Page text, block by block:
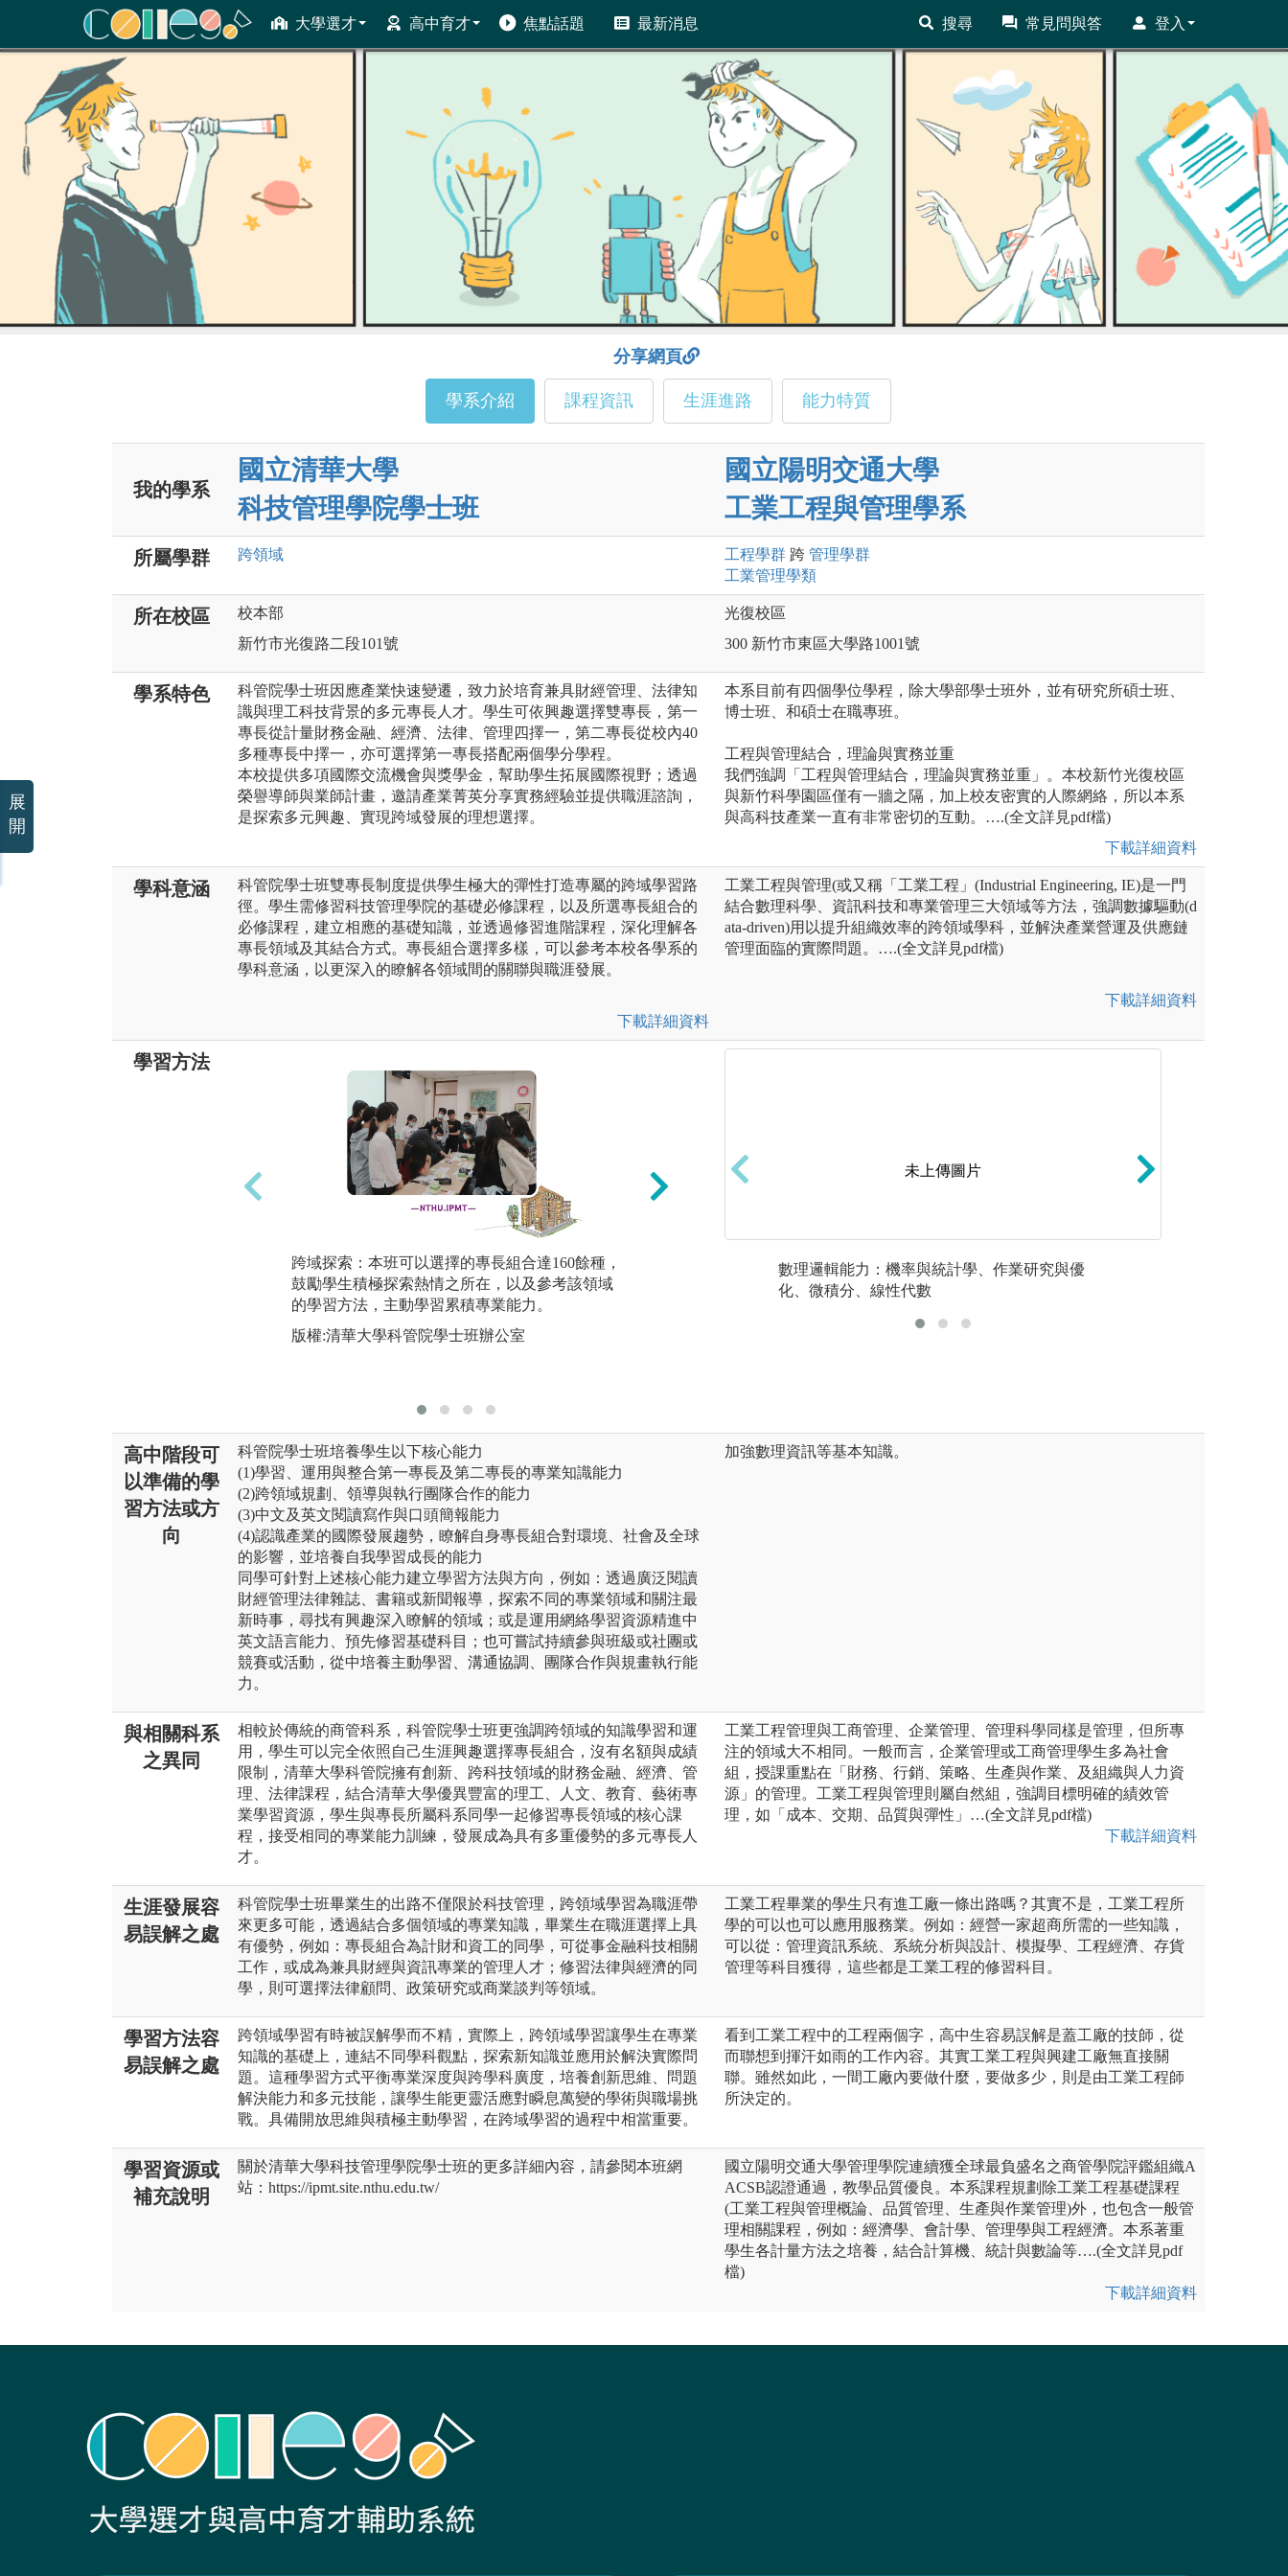
大學選才 高中育才 焦點話題 最新消息 搜尋 常見問與答 登入
ColleGo! 大學選才與高中育才輔助系統
分享網頁
學系介紹 課程資訊 生涯進路 能力特質
我的學系
國立清華大學
科技管理學院學士班
國立陽明交通大學
工業工程與管理學系
所屬學群 跨領域 工程學群 跨 管理學群
工業管理學類
所在校區
校本部
新竹市光復路二段101號
光復校區
300 新竹市東區大學路1001號
學系特色
科管院學士班因應產業快速變遷，致力於培育兼具財經管理、法律知
識與理工科技背景的多元專長人才。學生可依興趣選擇雙專長，第一
專長從計量財務金融、經濟、法律、管理四擇一，第二專長從校內40
多種專長中擇一，亦可選擇第一專長搭配兩個學分學程。
本校提供多項國際交流機會與獎學金，幫助學生拓展國際視野；透過
榮譽導師與業師計畫，邀請產業菁英分享實務經驗並提供職涯諮詢，
是探索多元興趣、實現跨域發展的理想選擇。
本系目前有四個學位學程，除大學部學士班外，並有研究所碩士班、
博士班、和碩士在職專班。
工程與管理結合，理論與實務並重
我們強調「工程與管理結合，理論與實務並重」。本校新竹光復校區
與新竹科學園區僅有一牆之隔，加上校友密實的人際網絡，所以本系
與高科技產業一直有非常密切的互動。….(全文詳見pdf檔)
下載詳細資料
學科意涵
科管院學士班雙專長制度提供學生極大的彈性打造專屬的跨域學習路
徑。學生需修習科技管理學院的基礎必修課程，以及所選專長組合的
必修課程，建立相應的基礎知識，並透過修習進階課程，深化理解各
專長領域及其結合方式。專長組合選擇多樣，可以參考本校各學系的
學科意涵，以更深入的瞭解各領域間的關聯與職涯發展。
下載詳細資料
工業工程與管理(或又稱「工業工程」(Industrial Engineering, IE)是一門
結合數理科學、資訊科技和專業管理三大領域等方法，強調數據驅動(d
ata-driven)用以提升組織效率的跨領域學科，並解決產業營運及供應鏈
管理面臨的實際問題。….(全文詳見pdf檔)
下載詳細資料
學習方法
跨域探索：本班可以選擇的專長組合達160餘種，
鼓勵學生積極探索熱情之所在，以及參考該領域
的學習方法，主動學習累積專業能力。
版權:清華大學科管院學士班辦公室
課堂講授：學生依所選之專長領域，修習該專長
領域之專業核心課程，包含理論、實務與相關範
蓋多個學科的課程，有助於深入理解多個領域之
未上傳圖片
數理邏輯能力：機率與統計學、作業研究與優
化、微積分、線性代數
高中階段可
以準備的學
習方法或方
向
科管院學士班培養學生以下核心能力
(1)學習、運用與整合第一專長及第二專長的專業知識能力
(2)跨領域規劃、領導與執行團隊合作的能力
(3)中文及英文閱讀寫作與口頭簡報能力
(4)認識產業的國際發展趨勢，瞭解自身專長組合對環境、社會及全球
的影響，並培養自我學習成長的能力
同學可針對上述核心能力建立學習方法與方向，例如：透過廣泛閱讀
財經管理法律雜誌、書籍或新聞報導，探索不同的專業領域和關注最
新時事，尋找有興趣深入瞭解的領域；或是運用網絡學習資源精進中
英文語言能力、預先修習基礎科目；也可嘗試持續參與班級或社團或
競賽或活動，從中培養主動學習、溝通協調、團隊合作與規畫執行能
力。
加強數理資訊等基本知識。
與相關科系
之異同
相較於傳統的商管科系，科管院學士班更強調跨領域的知識學習和運
用，學生可以完全依照自己生涯興趣選擇專長組合，沒有名額與成績
限制，清華大學科管院擁有創新、跨科技領域的財務金融、經濟、管
理、法律課程，結合清華大學優異豐富的理工、人文、教育、藝術專
業學習資源，學生與專長所屬科系同學一起修習專長領域的核心課
程，接受相同的專業能力訓練，發展成為具有多重優勢的多元專長人
才。
工業工程管理與工商管理、企業管理、管理科學同樣是管理，但所專
注的領域大不相同。一般而言，企業管理或工商管理學生多為社會
組，授課重點在「財務、行銷、策略、生產與作業、及組織與人力資
源」的管理。工業工程與管理則屬自然組，強調目標明確的績效管
理，如「成本、交期、品質與彈性」…(全文詳見pdf檔)
下載詳細資料
生涯發展容
易誤解之處
科管院學士班畢業生的出路不僅限於科技管理，跨領域學習為職涯帶
來更多可能，透過結合多個領域的專業知識，畢業生在職涯選擇上具
有優勢，例如：專長組合為計財和資工的同學，可從事金融科技相關
工作，或成為兼具財經與資訊專業的管理人才；修習法律與經濟的同
學，則可選擇法律顧問、政策研究或商業談判等領域。
工業工程畢業的學生只有進工廠一條出路嗎？其實不是，工業工程所
學的可以也可以應用服務業。例如：經營一家超商所需的一些知識，
可以從：管理資訊系統、系統分析與設計、模擬學、工程經濟、存貨
管理等科目獲得，這些都是工業工程的修習科目。
學習方法容
易誤解之處
跨領域學習有時被誤解學而不精，實際上，跨領域學習讓學生在專業
知識的基礎上，連結不同學科觀點，探索新知識並應用於解決實際問
題。這種學習方式平衡專業深度與跨學科廣度，培養創新思維、問題
解決能力和多元技能，讓學生能更靈活應對瞬息萬變的學術與職場挑
戰。具備開放思維與積極主動學習，在跨域學習的過程中相當重要。
看到工業工程中的工程兩個字，高中生容易誤解是蓋工廠的技師，從
而聯想到揮汗如雨的工作內容。其實工業工程與興建工廠無直接關
聯。雖然如此，一間工廠內要做什麼，要做多少，則是由工業工程師
所決定的。
學習資源或
補充說明
關於清華大學科技管理學院學士班的更多詳細內容，請參閱本班網
站：https://ipmt.site.nthu.edu.tw/
國立陽明交通大學管理學院連續獲全球最負盛名之商管學院評鑑組織A
ACSB認證通過，教學品質優良。本系課程規劃除工業工程基礎課程
(工業工程與管理概論、品質管理、生產與作業管理)外，也包含一般管
理相關課程，例如：經濟學、會計學、管理學與工程經濟。本系著重
學生各計量方法之培養，結合計算機、統計與數論等….(全文詳見pdf
檔)
下載詳細資料
展
開